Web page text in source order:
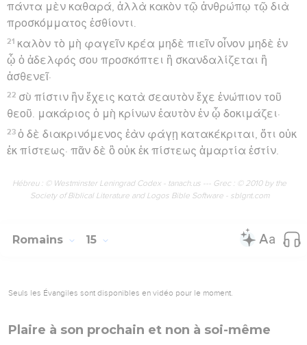
πάντα μὲν καθαρά, ἀλλὰ κακὸν τῷ ἀνθρώπῳ τῷ διὰ
προσκόμματος ἐσθίοντι.
21 καλὸν τὸ μὴ φαγεῖν κρέα μηδὲ πιεῖν οἶνον μηδὲ ἐν
ᾧ ὁ ἀδελφός σου προσκόπτει ἢ σκανδαλίζεται ἢ
ἀσθενεῖ·
22 σὺ πίστιν ἣν ἔχεις κατὰ σεαυτὸν ἔχε ἐνώπιον τοῦ
θεοῦ. μακάριος ὁ μὴ κρίνων ἑαυτὸν ἐν ᾧ δοκιμάζει·
23 ὁ δὲ διακρινόμενος ἐὰν φάγῃ κατακέκριται, ὅτι οὐκ
ἐκ πίστεως· πᾶν δὲ ὃ οὐκ ἐκ πίστεως ἁμαρτία ἐστίν.
Hébreu : © Westminster Leningrad Codex - tanach.us --- Grec : © 2010 by the
Society of Biblical Literature and Logos Bible Software - sblgnt.com
Romains 15
Seuls les Évangiles sont disponibles en vidéo pour le moment.
Plaire à son prochain et non à soi-même